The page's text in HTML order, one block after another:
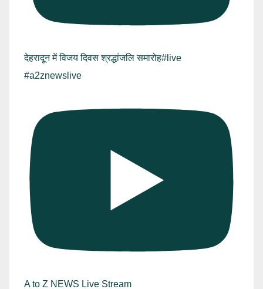
देहरादून में विजय दिवस श्रद्धांजलि समारोह#live
#a2znewslive
A to Z NEWS Live Stream